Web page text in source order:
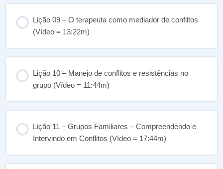
Lição 09 – O terapeuta como mediador de conflitos
(Vídeo = 13:22m)
Lição 10 – Manejo de conflitos e resistências no
grupo (Vídeo = 11:44m)
Lição 11 – Grupos Familiares – Compreendendo e
Intervindo em Conflitos (Vídeo = 17:44m)